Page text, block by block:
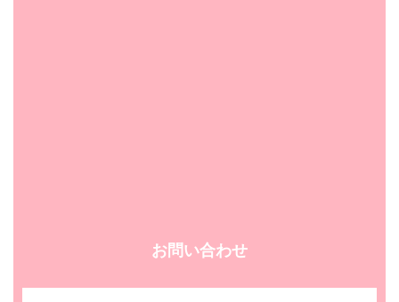
お問い合わせ